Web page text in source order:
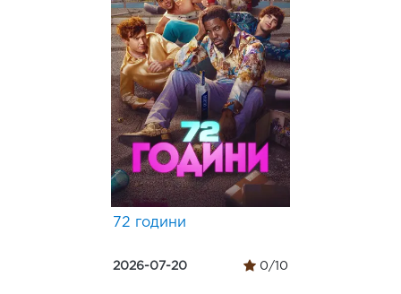
72 години
2026-07-20 0/10